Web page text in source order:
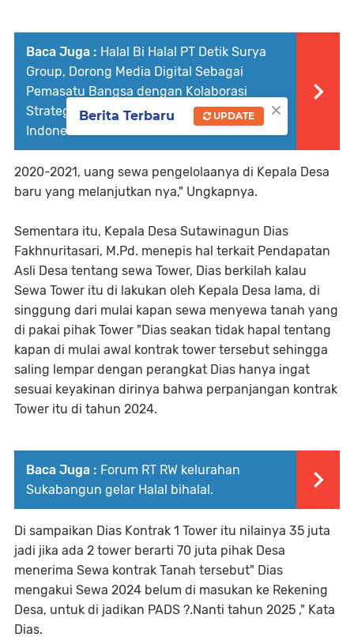
Baca Juga : Halal Bi Halal PT Detik Surya
Group, Dorong Media Digital Sebagai
Pemasatu Bangsa dengan Kolaborasi
Strategis Bersama Pemerintah Seluruh
Indonesia
2020-2021, uang sewa pengelolaanya di Kepala Desa
baru yang melanjutkan nya," Ungkapnya.
Sementara itu, Kepala Desa Sutawinagun Dias
Fakhnuritasari, M.Pd. menepis hal terkait Pendapatan
Asli Desa tentang sewa Tower, Dias berkilah kalau
Sewa Tower itu di lakukan oleh Kepala Desa lama, di
singgung dari mulai kapan sewa menyewa tanah yang
di pakai pihak Tower "Dias seakan tidak hapal tentang
kapan di mulai awal kontrak tower tersebut sehingga
saling lempar dengan perangkat Dias hanya ingat
sesuai keyakinan dirinya bahwa perpanjangan kontrak
Tower itu di tahun 2024.
Baca Juga : Forum RT RW kelurahan
Sukabangun gelar Halal bihalal.
Di sampaikan Dias Kontrak 1 Tower itu nilainya 35 juta
jadi jika ada 2 tower berarti 70 juta pihak Desa
menerima Sewa kontrak Tanah tersebut" Dias
mengakui Sewa 2024 belum di masukan ke Rekening
Desa, untuk di jadikan PADS ?.Nanti tahun 2025 ," Kata
Dias.
×
Berita Terbaru UPDATE